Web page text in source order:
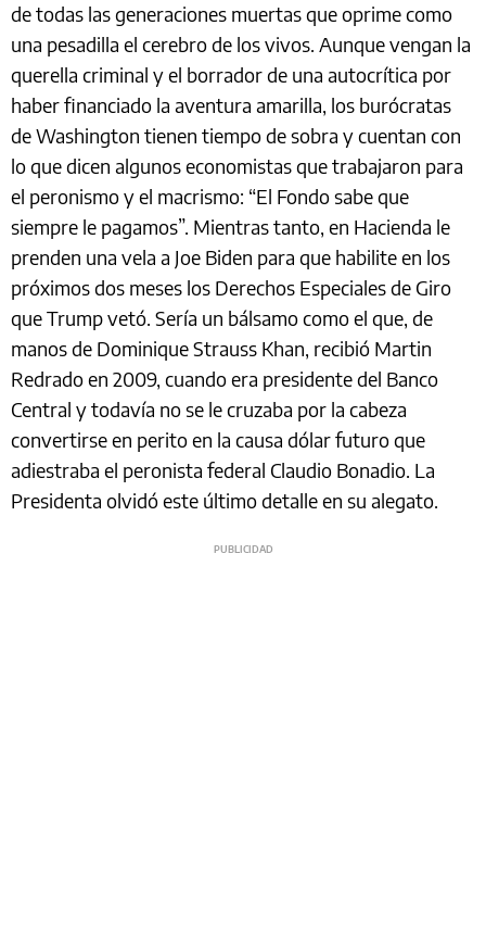
de todas las generaciones muertas que oprime como
una pesadilla el cerebro de los vivos. Aunque vengan la
querella criminal y el borrador de una autocrítica por
haber financiado la aventura amarilla, los burócratas
de Washington tienen tiempo de sobra y cuentan con
lo que dicen algunos economistas que trabajaron para
el peronismo y el macrismo: “El Fondo sabe que
siempre le pagamos”. Mientras tanto, en Hacienda le
prenden una vela a Joe Biden para que habilite en los
próximos dos meses los Derechos Especiales de Giro
que Trump vetó. Sería un bálsamo como el que, de
manos de Dominique Strauss Khan, recibió Martin
Redrado en 2009, cuando era presidente del Banco
Central y todavía no se le cruzaba por la cabeza
convertirse en perito en la causa dólar futuro que
adiestraba el peronista federal Claudio Bonadio. La
Presidenta olvidó este último detalle en su alegato.